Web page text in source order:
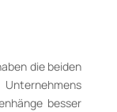
die beiden
besser